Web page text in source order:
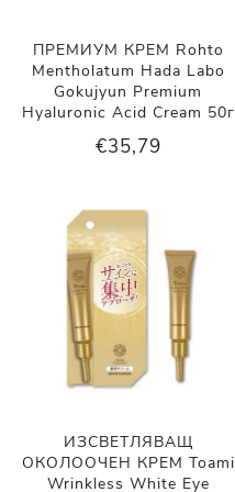
ПРЕМИУМ КРЕМ Rohto
Mentholatum Hada Labo
Gokujyun Premium
Hyaluronic Acid Cream 50г
€35,79
ИЗСВЕТЛЯВАЩ
ОКОЛООЧЕН КРЕМ Toami
Wrinkless White Eye